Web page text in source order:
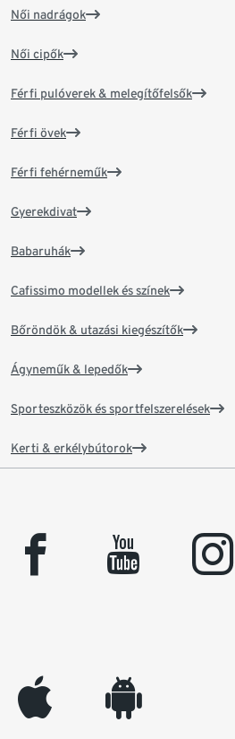
Női nadrágok
Női cipők
Férfi pulóverek & melegítőfelsők
Férfi övek
Férfi fehérneműk
Gyerekdivat
Babaruhák
Cafissimo modellek és színek
Bőröndök & utazási kiegészítők
Ágyneműk & lepedők
Sporteszközök és sportfelszerelések
Kerti & erkélybútorok
facebook youtube instagram
appleinc android